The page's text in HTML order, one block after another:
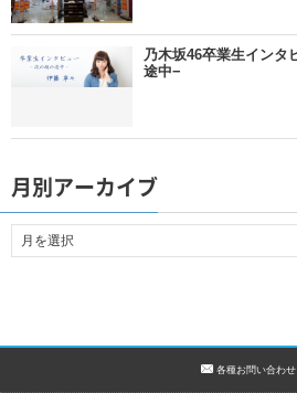
乃木坂46卒業生イン
途中−
月別アーカイブ
各種お問い合わせ